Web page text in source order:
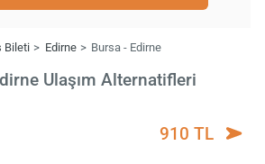
Bileti Edirne Bursa - Edirne
Ulaşım Alternatifleri
910 TL